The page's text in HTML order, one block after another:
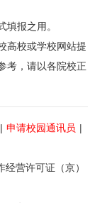
报之用。
高校或学校网站提
考，请以各院校正
| 申请校园通讯员 |
经营许可证（京）